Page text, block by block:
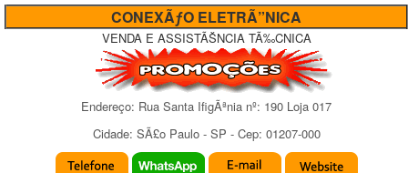
CONEXÃƒO ELETRÃ”NICA
VENDA E ASSISTÃŠNCIA TÃ‰CNICA
Endereço: Rua Santa IfigÃªnia nº: 190 Loja 017
Cidade: SÃ£o Paulo- SP - Cep: 01207-000